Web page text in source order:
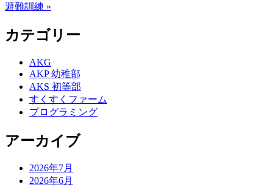
避難訓練 »
カテゴリー
AKG
AKP 幼稚部
AKS 初等部
すくすくファーム
プログラミング
アーカイブ
2026年7月
2026年6月